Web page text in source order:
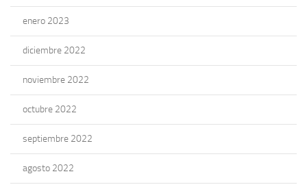
enero 2023
diciembre 2022
noviembre 2022
octubre 2022
septiembre 2022
agosto 2022